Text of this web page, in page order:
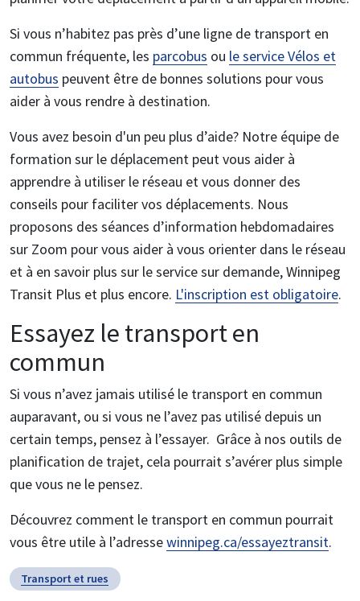
Si vous n’habitez pas près d’une ligne de transport en
commun fréquente, les parcobus ou le service Vélos et
autobus peuvent être de bonnes solutions pour vous
aider à vous rendre à destination.
Vous avez besoin d'un peu plus d’aide? Notre équipe de
formation sur le déplacement peut vous aider à
apprendre à utiliser le réseau et vous donner des
conseils pour faciliter vos déplacements. Nous
proposons des séances d’information hebdomadaires
sur Zoom pour vous aider à vous orienter dans le réseau
et à en savoir plus sur le service sur demande, Winnipeg
Transit Plus et plus encore. L'inscription est obligatoire.
Essayez le transport en
commun
Si vous n’avez jamais utilisé le transport en commun
auparavant, ou si vous ne l’avez pas utilisé depuis un
certain temps, pensez à l’essayer. Grâce à nos outils de
planification de trajet, cela pourrait s’avérer plus simple
que vous ne le pensez.
Découvrez comment le transport en commun pourrait
vous être utile à l’adressewinnipeg.ca/essayeztransit.
Transport et rues